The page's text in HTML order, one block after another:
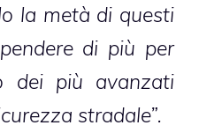
la metà di questi
di più per
dei più avanzati
stradale”.